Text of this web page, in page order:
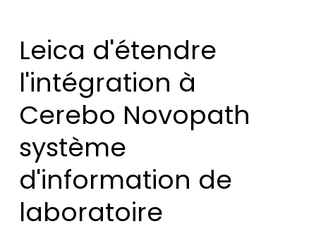
Leica d'étendre
l'intégration à
Cerebo Novopath
système
d'information de
laboratoire